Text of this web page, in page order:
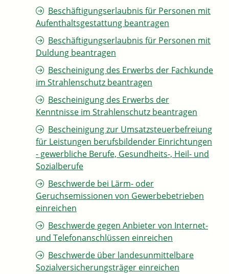
Beschäftigungserlaubnis für Personen mit
Aufenthaltsgestattung beantragen
Beschäftigungserlaubnis für Personen mit
Duldung beantragen
Bescheinigung des Erwerbs der Fachkunde
im Strahlenschutz beantragen
Bescheinigung des Erwerbs der
Kenntnisse im Strahlenschutz beantragen
Bescheinigung zur Umsatzsteuerbefreiung
für Leistungen berufsbildender Einrichtungen
- gewerbliche Berufe, Gesundheits-, Heil- und
Sozialberufe
Beschwerde bei Lärm- oder
Geruchsemissionen von Gewerbebetrieben
einreichen
Beschwerde gegen Anbieter von Internet-
und Telefonanschlüssen einreichen
Beschwerde über landesunmittelbare
Sozialversicherungsträger einreichen